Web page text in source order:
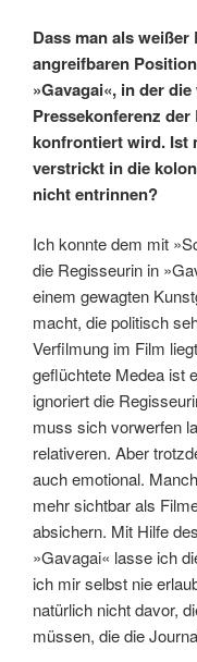
Dass man als
angreifbaren
»Gavagai«, in der
Pressekonferenz
konfrontiert wird. Ist
verstrickt in die
nicht entrinnen?
Ich konnte dem mit
die Regisseurin in
einem gewagten
macht, die politisch
Verfilmung im Film
geflüchtete Medea ist
ignoriert die
muss sich vorwerfen
relativeren. Aber
auch emotional.
mehr sichtbar als
absichern. Mit Hilfe
»Gavagai« lasse ich
ich mir selbst nie
natürlich nicht davor,
müssen, die die